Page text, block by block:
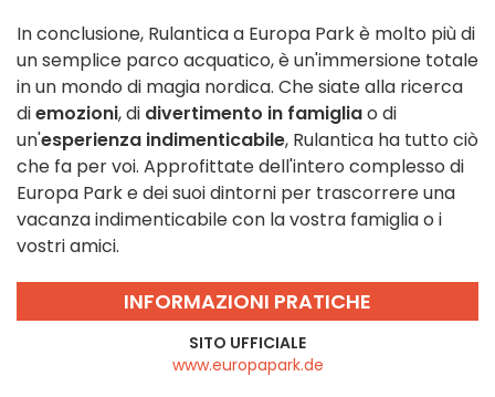
In conclusione, Rulantica a Europa Park è molto più di
un semplice parco acquatico, è un'immersione totale
in un mondo di magia nordica. Che siate alla ricerca
diemozioni, di divertimento in famigliao di
un'esperienza indimenticabile, Rulantica ha tutto ciò
che fa per voi. Approfittate dell'intero complesso di
Europa Park e dei suoi dintorni per trascorrere una
vacanza indimenticabile con la vostra famiglia o i
vostri amici.
INFORMAZIONI PRATICHE
SITO UFFICIALE
www.europapark.de